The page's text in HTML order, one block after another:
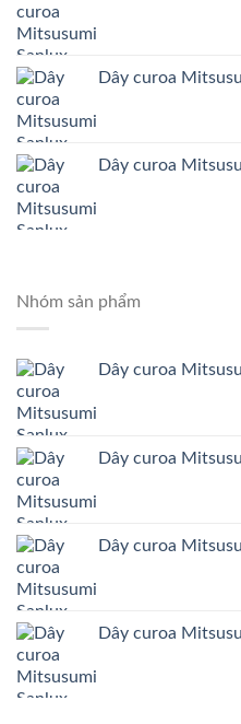
Dây curoa
Dây curoa
Nhóm sản phẩm
Dây curoa
Dây curoa
Dây curoa
Dây curoa